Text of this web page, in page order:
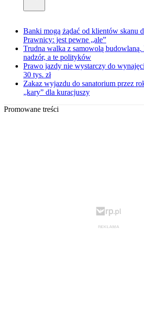
Banki mogą żądać od klientów skanu
Prawnicy: jest pewne „ale”
Trudna walka z samowolą
nadzór, a te polityków
Prawo jazdy nie wystarczy do
30 tys. zł
Zakaz wyjazdu do sanatorium przez
„kary” dla kuracjuszy
Promowane treści